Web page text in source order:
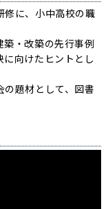
修に、小中高校の職
・改築の先行事例
向けたヒントとし
題材として、図書